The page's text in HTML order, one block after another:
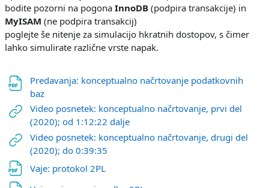
bodite pozorni na pogona InnoDB (podpira transakcije) in
MyISAM (ne podpira transakcij)
poglejte še nitenje za simulacijo hkratnih dostopov, s čimer
lahko simulirate različne vrste napak.
Predavanja: konceptualno načrtovanje podatkovnih
baz
Video posnetek: konceptualno načrtovanje, prvi del
(2020); od 1:12:22 daljeURL
Video posnetek: konceptualno načrtovanje, drugi del
(2020); do 0:39:35URL
Vaje: protokol 2PL